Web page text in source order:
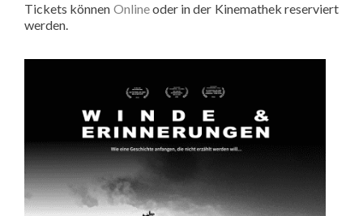
Tickets können Onlineoder in der Kinemathek reserviert
werden.